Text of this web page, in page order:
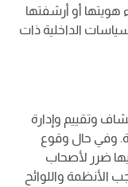
هويتها أو أرشفتها
الداخلية ذات
وتقييم وإدارة
وفي حال وقوع
ضرر لأصحاب
الأنظمة واللوائح